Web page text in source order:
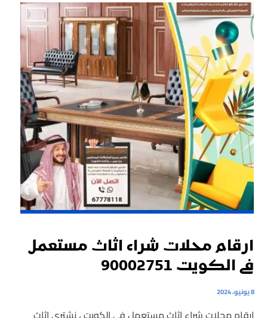
ارقام محلات شراء اثاث مستعمل
فى الكويت 90002751
8 يونيو، 2024